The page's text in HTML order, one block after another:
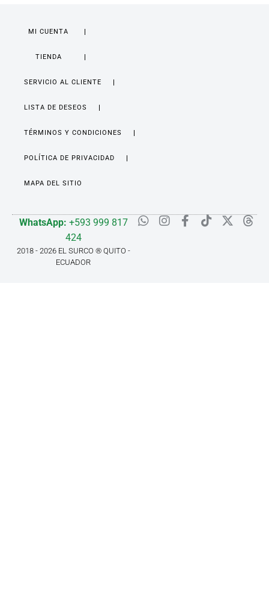
MI CUENTA
TIENDA
SERVICIO AL CLIENTE
LISTA DE DESEOS
TÉRMINOS Y CONDICIONES
POLÍTICA DE PRIVACIDAD
MAPA DEL SITIO
WhatsApp: +593 999 817
424
2018 - 2026 EL SURCO ® QUITO -
ECUADOR